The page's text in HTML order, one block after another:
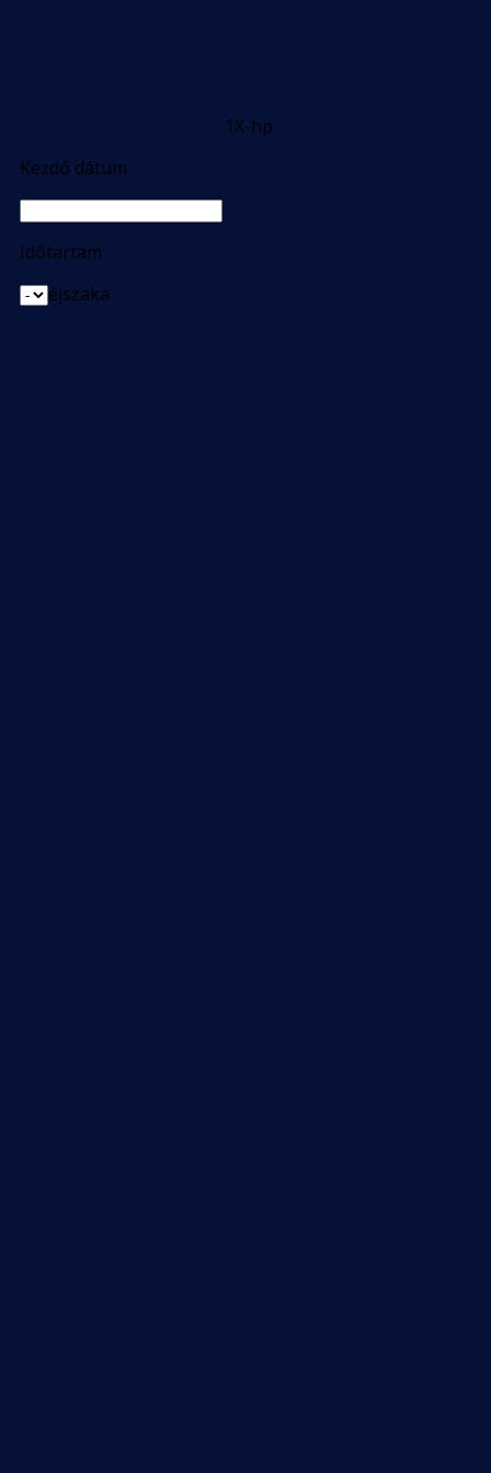
1X-hp
Kezdő dátum
Időtartam
éjszaka